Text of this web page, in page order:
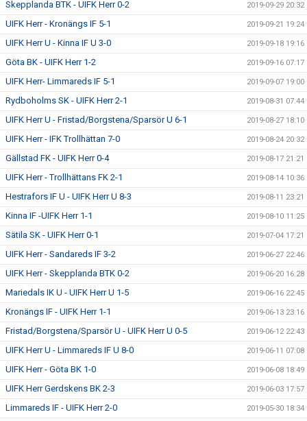
Skepplanda BTK - UIFK Herr 0-2 2019-09-29 20:32
UIFK Herr - Kronängs IF 5-1 2019-09-21 19:24
UIFK Herr U - Kinna IF U 3-0 2019-09-18 19:16
Göta BK - UIFK Herr 1-2 2019-09-16 07:17
UIFK Herr- Limmareds IF 5-1 2019-09-07 19:00
Rydboholms SK - UIFK Herr 2-1 2019-08-31 07:44
UIFK Herr U - Fristad/Borgstena/Sparsör U 6-1 2019-08-27 18:10
UIFK Herr - IFK Trollhättan 7-0 2019-08-24 20:32
Gällstad FK - UIFK Herr 0-4 2019-08-17 21:21
UIFK Herr - Trollhättans FK 2-1 2019-08-14 10:36
Hestrafors IF U - UIFK Herr U 8-3 2019-08-11 23:21
Kinna IF -UIFK Herr 1-1 2019-08-10 11:25
Sätila SK - UIFK Herr 0-1 2019-07-04 17:21
UIFK Herr - Sandareds IF 3-2 2019-06-27 22:46
UIFK Herr - Skepplanda BTK 0-2 2019-06-20 16:28
Mariedals IK U - UIFK Herr U 1-5 2019-06-16 22:45
Kronängs IF - UIFK Herr 1-1 2019-06-13 23:16
Fristad/Borgstena/Sparsör U - UIFK Herr U 0-5 2019-06-12 22:43
UIFK Herr U - Limmareds IF U 8-0 2019-06-11 07:08
UIFK Herr - Göta BK 1-0 2019-06-08 18:49
UIFK Herr Gerdskens BK 2-3 2019-06-03 17:57
Limmareds IF - UIFK Herr 2-0 2019-05-30 18:34